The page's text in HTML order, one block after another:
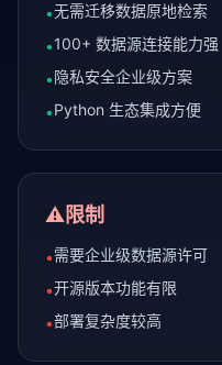
•无需迁移数据原地检索
•100+ 数据源连接能力强
•隐私安全企业级方案
•Python 生态集成方便
⚠️限制
•需要企业级数据源许可
•开源版本功能有限
•部署复杂度较高